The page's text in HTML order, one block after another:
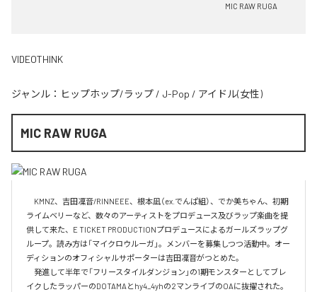
MIC RAW RUGA
VIDEOTHINK
ジャンル： ヒップホップ/ラップ / J-Pop / アイドル(女性)
MIC RAW RUGA
KMNZ、吉田凜音/RINNEEE、根本凪（ex.でんぱ組）、でか美ちゃん、初期
ライムベリーなど、数々のアーティストをプロデュース及びラップ楽曲を提
供して来た、E TICKET PRODUCTIONプロデュースによるガールズラップグ
ループ。読み方は「マイクロウルーガ」。メンバーを募集しつつ活動中。オー
ディションのオフィシャルサポーターは吉田凜音がつとめた。
発進して半年で「フリースタイルダンジョン」の1期モンスターとしてブレ
イクしたラッパーのDOTAMAとhy4_4yhの2マンライブのOAに抜擢された。